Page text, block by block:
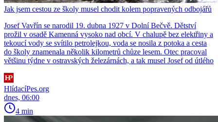
Jak jsem cestou ze školy musel chodit kolem popravených odbojářů
Josef Vavřín se narodil 19. dubna 1927 v Dolní Bečvě. Dětství
prožil v osadě Kamenná vysoko nad obcí. V chalupě bez elektřiny a
tekoucí vody se svítilo petrolejkou, voda se nosila z potoka a cesta
do školy znamenala několik kilometrů chůze lesem. Otec pracoval
většinu týdne v ostravských železárnách, a tak musel Josef od útlého
HlídacíPes.org
dnes, 06:00
4 min